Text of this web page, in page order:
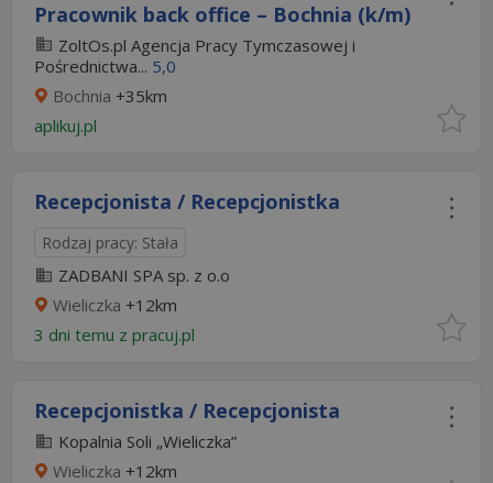
Pracownik back office – Bochnia (k/m)
ZoltOs.pl Agencja Pracy Tymczasowej i
Pośrednictwa... 5,0
Bochnia +35km
aplikuj.pl
Recepcjonista / Recepcjonistka
Rodzaj pracy: Stała
ZADBANI SPA sp. z o.o
Wieliczka +12km
3 dni temu z pracuj.pl
Recepcjonistka / Recepcjonista
Kopalnia Soli „Wieliczka”
Wieliczka +12km